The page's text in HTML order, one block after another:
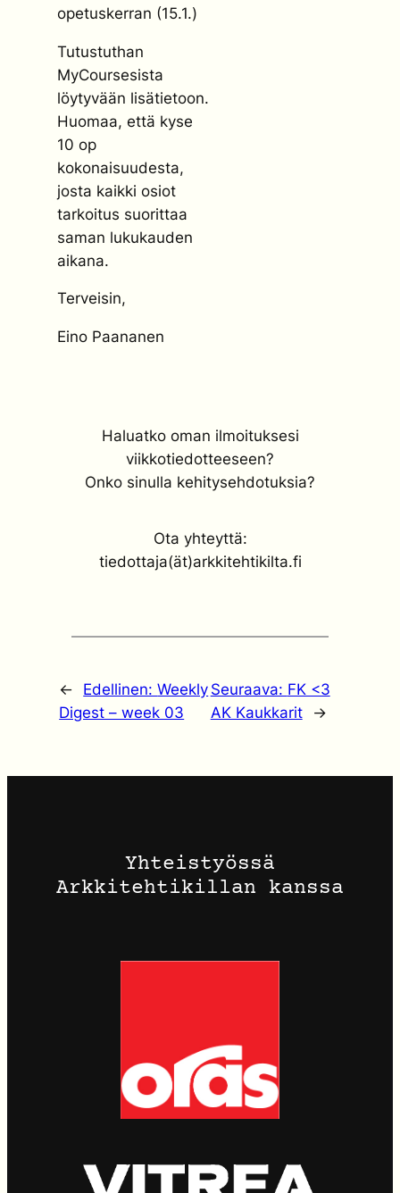
opetuskerran (15.1.)
Tutustuthan
MyCoursesista
löytyvään lisätietoon.
Huomaa, että kyse
10 op
kokonaisuudesta,
josta kaikki osiot
tarkoitus suorittaa
saman lukukauden
aikana.
Terveisin,
Eino Paananen
Haluatko oman ilmoituksesi
viikkotiedotteeseen?
Onko sinulla kehitysehdotuksia?
Ota yhteyttä:
tiedottaja(ät)arkkitehtikilta.fi
← Edellinen:Weekly
Digest – week 03
Seuraava: FK <3
AK Kaukkarit
→
Yhteistyössä
Arkkitehtikillan kanssa